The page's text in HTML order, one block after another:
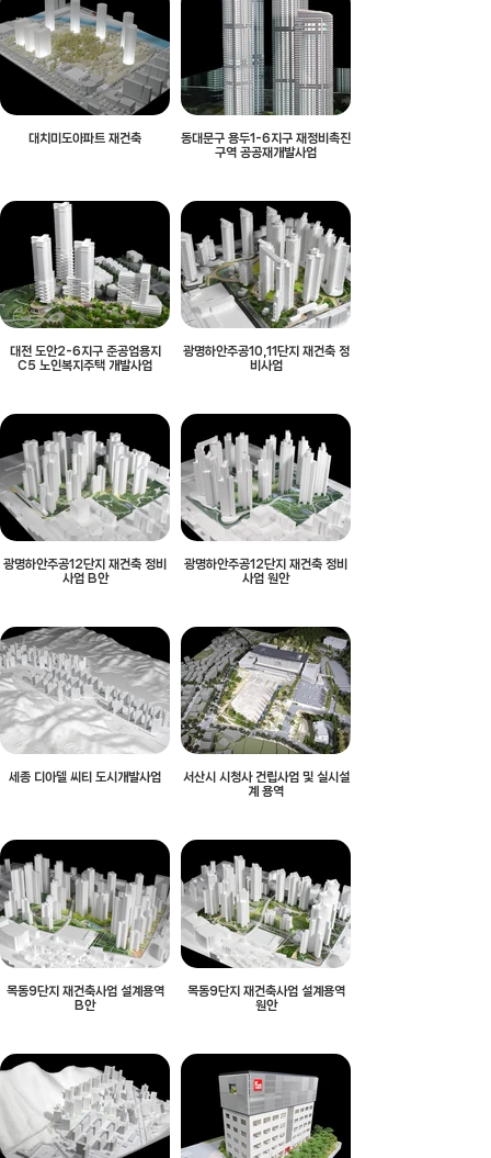
대치미도아파트 재건축
동대문구 용두1-6지구 재정비촉진
구역 공공재개발사업
대전 도안2-6지구 준공업용지
C5 노인복지주택 개발사업
광명하안주공10,11단지 재건축 정
비사업
광명하안주공12단지 재건축 정비
사업 B안
광명하안주공12단지 재건축 정비
사업 원안
세종 디아델 씨티 도시개발사업
서산시 시청사 건립사업 및 실시설
계 용역
목동9단지 재건축사업 설계용역
B안
목동9단지 재건축사업 설계용역
원안